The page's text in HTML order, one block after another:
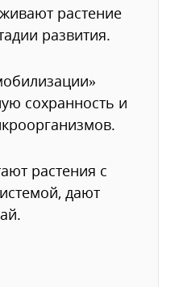
растение
развития.
сохранность и
растения с
дают